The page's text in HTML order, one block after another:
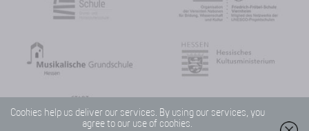
Cookies help us deliver our services. By using our services, you
agree to our use of cookies.